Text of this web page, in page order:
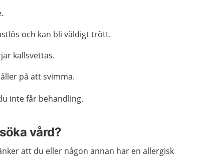
och kan bli väldigt trött.
kallsvettas.
på att svimma.
inte får behandling.
vård?
att du eller någon annan har en allergisk